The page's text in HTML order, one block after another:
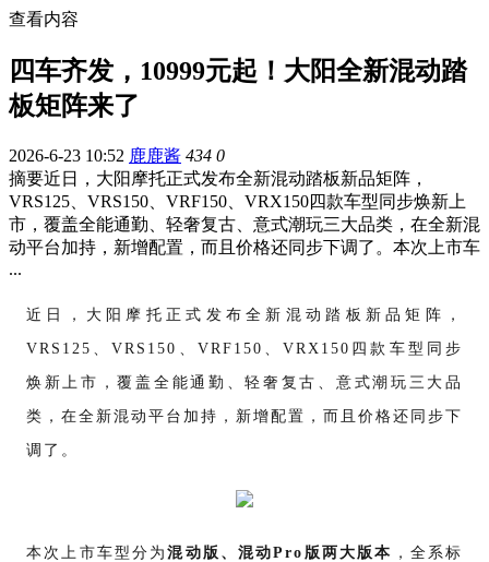
查看内容
四车齐发，10999元起！大阳全新混动踏
板矩阵来了
2026-6-23 10:52 鹿鹿酱 434 0
摘要近日，大阳摩托正式发布全新混动踏板新品矩阵，
VRS125、VRS150、VRF150、VRX150四款车型同步焕新上
市，覆盖全能通勤、轻奢复古、意式潮玩三大品类，在全新混
动平台加持，新增配置，而且价格还同步下调了。本次上市车
...
近日，大阳摩托正式发布全新混动踏板新品矩阵，
VRS125、VRS150、VRF150、VRX150四款车型同步
焕新上市，覆盖全能通勤、轻奢复古、意式潮玩三大品
类，在全新混动平台加持，新增配置，而且价格还同步下
调了。
本次上市车型分为混动版、混动Pro版两大版本 ，全系标